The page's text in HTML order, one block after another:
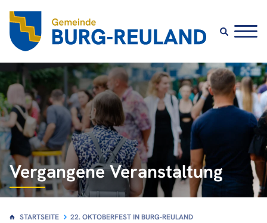
Vergangene Veranstaltung
STARTSEITE 22. OKTOBERFEST IN BURG-REULAND